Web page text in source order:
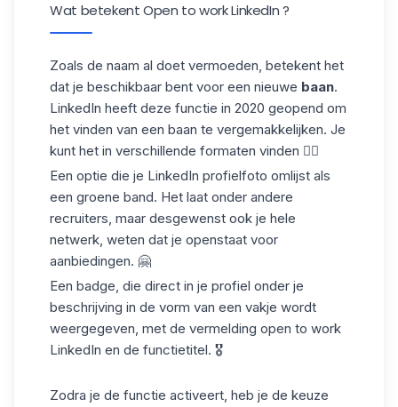
Wat betekent Open to work LinkedIn ?
Zoals de naam al doet vermoeden, betekent het
dat je beschikbaar bent voor een nieuwe baan.
LinkedIn heeft deze functie in 2020 geopend om
het vinden van een baan te vergemakkelijken. Je
kunt het in verschillende formaten vinden 👇🏼
Een optie die je LinkedIn profielfoto omlijst als
een groene band. Het laat onder andere
recruiters, maar desgewenst ook je hele
netwerk, weten dat je openstaat voor
aanbiedingen. 🤗
Een badge, die direct in je profiel onder je
beschrijving in de vorm van een vakje wordt
weergegeven, met de vermelding open to work
LinkedIn en de functietitel. 🎖
Zodra je de functie activeert, heb je de keuze